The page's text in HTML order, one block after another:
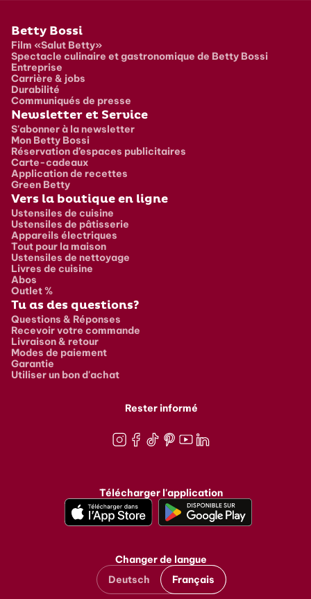
Pied de page
Betty Bossi
Film «Salut Betty»
Spectacle culinaire et gastronomique de Betty Bossi
Entreprise
Carrière & jobs
Durabilité
Communiqués de presse
Newsletter et Service
S'abonner à la newsletter
Mon Betty Bossi
Réservation d’espaces publicitaires
Carte-cadeaux
Application de recettes
Green Betty
Vers la boutique en ligne
Ustensiles de cuisine
Ustensiles de pâtisserie
Appareils électriques
Tout pour la maison
Ustensiles de nettoyage
Livres de cuisine
Abos
Outlet %
Tu as des questions?
Questions & Réponses
Recevoir votre commande
Livraison & retour
Modes de paiement
Garantie
Utiliser un bon d'achat
Rester informé
Télécharger l'application
Changer de langue
Deutsch
Français